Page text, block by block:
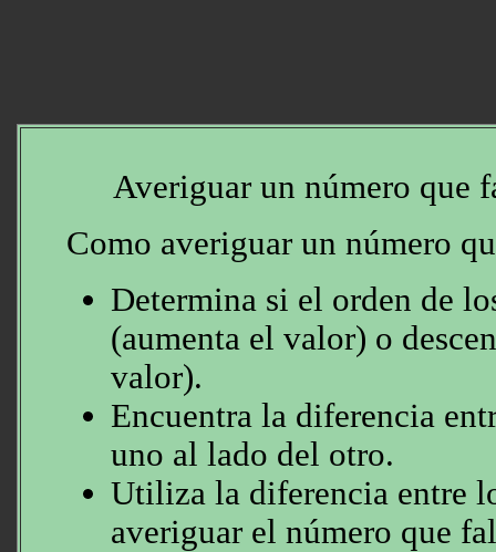
Averiguar un número que
Como averiguar un número
Determina si el orden de
(aumenta el valor) o
valor).
Encuentra la diferencia
uno al lado del otro.
Utiliza la diferencia entre
averiguar el número que